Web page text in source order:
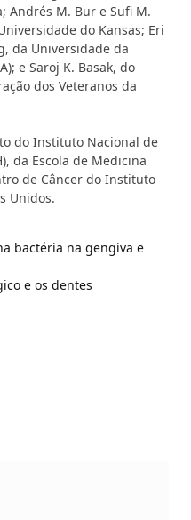
Andrés M. Bur e Sufi M.
do Kansas; Eri
da Universidade da
e Saroj K. Basak, do
dos Veteranos da
do Instituto Nacional de
da Escola de Medicina
de Câncer do Instituto
Unidos.
bactéria na gengiva e
e os dentes